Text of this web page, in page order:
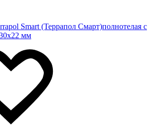
Smart (Террапол Смарт)полнотелая с
мм